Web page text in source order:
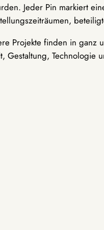
Jeder Pin markiert
Projekte finden in ganz
Gestaltung, Technologie